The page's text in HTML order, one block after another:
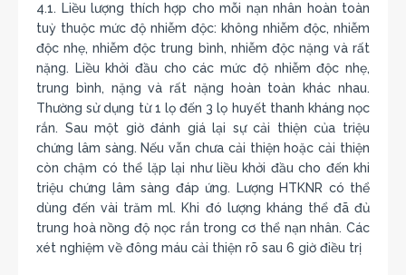
4.1. Liều lượng thích hợp cho mỗi nạn nhân hoàn toàn
tuỳ thuộc mức độ nhiễm độc: không nhiễm độc, nhiễm
độc nhẹ, nhiễm độc trung bình, nhiễm độc nặng và rất
nặng. Liều khởi đầu cho các mức độ nhiễm độc nhẹ,
trung bình, nặng và rất nặng hoàn toàn khác nhau.
Thường sử dụng từ 1 lọ đến 3 lọ huyết thanh kháng nọc
rắn. Sau một giờ đánh giá lại sự cải thiện của triệu
chứng lâm sàng. Nếu vẫn chưa cải thiện hoặc cải thiện
còn chậm có thể lặp lại như liều khởi đầu cho đến khi
triệu chứng lâm sàng đáp ứng. Lượng HTKNR có thể
dùng đến vài trăm ml. Khi đó lượng kháng thể đã đủ
trung hoà nồng độ nọc rắn trong cơ thể nạn nhân. Các
xét nghiệm về đông máu cải thiện rõ sau 6 giờ điều trị